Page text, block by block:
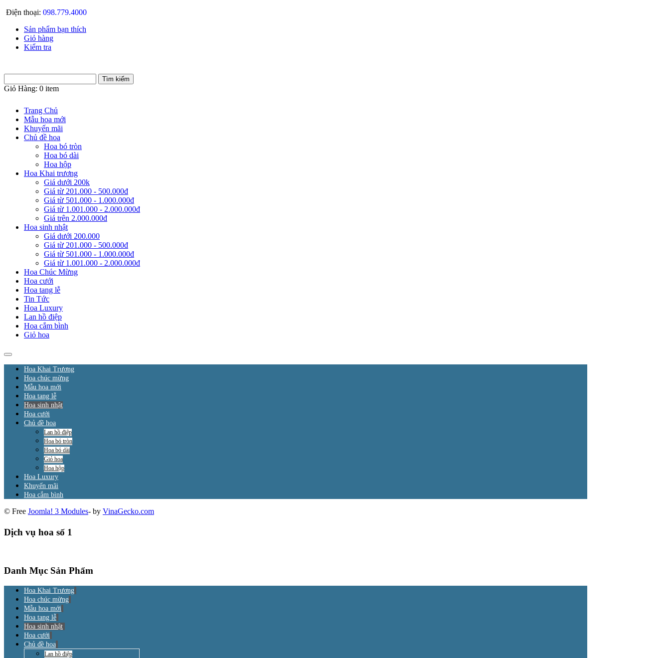
Điện thoại: 098.779.4000
Sản phẩm bạn thích
Giỏ hàng
Kiểm tra
Giỏ Hàng: 0 item
Trang Chủ
Mẫu hoa mới
Khuyến mãi
Chủ đề hoa
Hoa bó tròn
Hoa bó dài
Hoa hộp
Hoa Khai trương
Giá dưới 200k
Giá từ 201.000 - 500.000đ
Giá từ 501.000 - 1.000.000đ
Giá từ 1.001.000 - 2.000.000đ
Giá trên 2.000.000đ
Hoa sinh nhật
Giá dưới 200.000
Giá từ 201.000 - 500.000đ
Giá từ 501.000 - 1.000.000đ
Giá từ 1.001.000 - 2.000.000đ
Hoa Chúc Mừng
Hoa cưới
Hoa tang lễ
Tin Tức
Hoa Luxury
Lan hồ điệp
Hoa cắm bình
Giỏ hoa
Hoa Khai Trương
Hoa chúc mừng
Mẫu hoa mới
Hoa tang lễ
Hoa sinh nhật
Hoa cưới
Chủ đề hoa
Lan hồ điệp
Hoa bó tròn
Hoa bó dài
Giỏ hoa
Hoa hộp
Hoa Luxury
Khuyến mãi
Hoa cắm bình
© Free Joomla! 3 Modules- by VinaGecko.com
Dịch vụ hoa số 1
Danh Mục Sản Phẩm
Hoa Khai Trương
Hoa chúc mừng
Mẫu hoa mới
Hoa tang lễ
Hoa sinh nhật
Hoa cưới
Chủ đề hoa
Lan hồ điệp